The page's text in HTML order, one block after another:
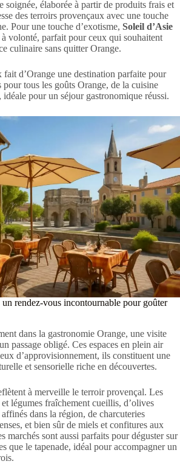
soignée, élaborée à partir de produits frais et
des terroirs provençaux avec une touche
Pour une touche d’exotisme, Soleil d’Asie
volonté, parfait pour ceux qui souhaitent
culinaire sans quitter Orange.
d’Orange une destination parfaite pour
pour tous les goûts Orange, de la cuisine
pour un séjour gastronomique réussi.
un rendez-vous incontournable pour goûter
dans la gastronomie Orange, une visite
passage obligé. Ces espaces en plein air
d’approvisionnement, ils constituent une
et sensorielle riche en découvertes.
à merveille le terroir provençal. Les
légumes fraîchement cueillis, d’olives
dans la région, de charcuteries
et bien sûr de miels et confitures aux
marchés sont aussi parfaits pour déguster sur
que le tapenade, idéal pour accompagner un